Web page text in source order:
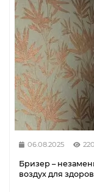
06.08.2025
Бризер –
воздух для